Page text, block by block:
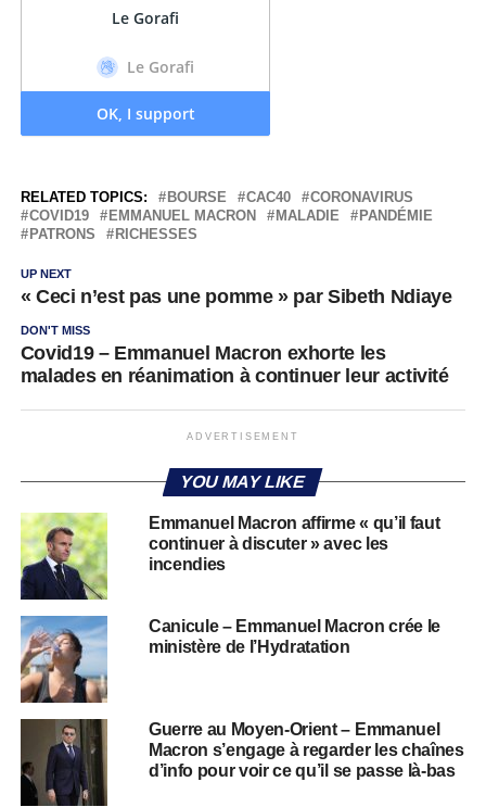
RELATED TOPICS: BOURSE CAC40
CORONAVIRUS
COVID19
EMMANUEL MACRON MALADIE
PANDÉMIE
PATRONS
RICHESSES
UP NEXT
« Ceci n’est pas une pomme » par Sibeth Ndiaye
DON'T MISS
Covid19 – Emmanuel Macron exhorte les
malades en réanimation à continuer leur activité
ADVERTISEMENT
YOU MAY LIKE
Emmanuel Macron affirme « qu’il faut
continuer à discuter » avec les
incendies
Canicule – Emmanuel Macron crée le
ministère de l’Hydratation
Guerre au Moyen-Orient – Emmanuel
Macron s’engage à regarder les chaînes
d’info pour voir ce qu’il se passe là-bas